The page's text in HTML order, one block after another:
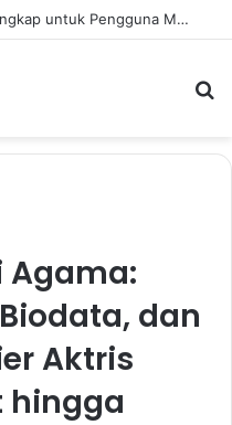
Dutamovie21 Pro: Panduan Lengkap untuk Pengguna Modern
Agama:
dan
Aktris
hingga